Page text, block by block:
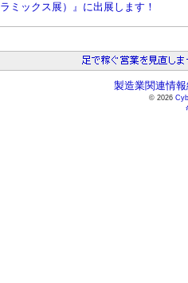
ラミックス展）』に出展します！
製造業関連情
© 2026